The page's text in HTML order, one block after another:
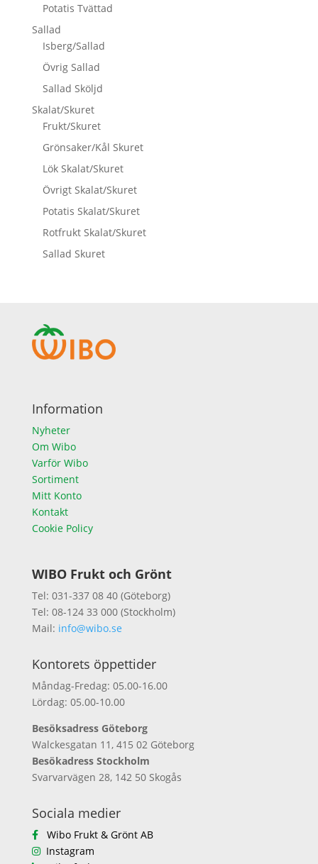
Potatis Tvättad
Sallad
Isberg/Sallad
Övrig Sallad
Sallad Sköljd
Skalat/Skuret
Frukt/Skuret
Grönsaker/Kål Skuret
Lök Skalat/Skuret
Övrigt Skalat/Skuret
Potatis Skalat/Skuret
Rotfrukt Skalat/Skuret
Sallad Skuret
Information
Nyheter
Om Wibo
Varför Wibo
Sortiment
Mitt Konto
Kontakt
Cookie Policy
WIBO Frukt och Grönt
Tel: 031-337 08 40 (Göteborg)
Tel: 08-124 33 000 (Stockholm)
Mail: info@wibo.se
Kontorets öppettider
Måndag-Fredag: 05.00-16.00
Lördag: 05.00-10.00
Besöksadress Göteborg
Walckesgatan 11, 415 02 Göteborg
Besökadress Stockholm
Svarvarvägen 28, 142 50 Skogås
Sociala medier
Wibo Frukt & Grönt AB
Instagram